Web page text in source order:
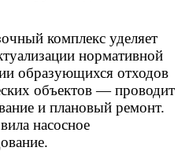
комплекс уделяет
нормативной
образующихся отходов
объектов — проводит
и плановый ремонт.
насосное